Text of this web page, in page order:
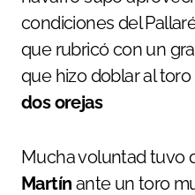
condiciones del
que rubricó con un
que hizo doblar al
dos orejas
Mucha voluntad tuvo
Martín ante un toro